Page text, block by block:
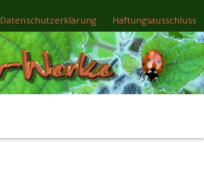
Datenschutzerklärung Haftungsausschluss